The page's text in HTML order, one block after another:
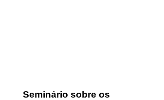
Seminário sobre os